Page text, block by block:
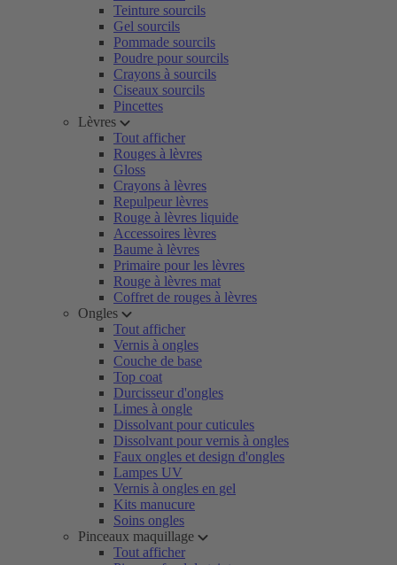
Teinture sourcils
Gel sourcils
Pommade sourcils
Poudre pour sourcils
Crayons à sourcils
Ciseaux sourcils
Pincettes
Lèvres
Tout afficher
Rouges à lèvres
Gloss
Crayons à lèvres
Repulpeur lèvres
Rouge à lèvres liquide
Accessoires lèvres
Baume à lèvres
Primaire pour les lèvres
Rouge à lèvres mat
Coffret de rouges à lèvres
Ongles
Tout afficher
Vernis à ongles
Couche de base
Top coat
Durcisseur d'ongles
Limes à ongle
Dissolvant pour cuticules
Dissolvant pour vernis à ongles
Faux ongles et design d'ongles
Lampes UV
Vernis à ongles en gel
Kits manucure
Soins ongles
Pinceaux maquillage
Tout afficher